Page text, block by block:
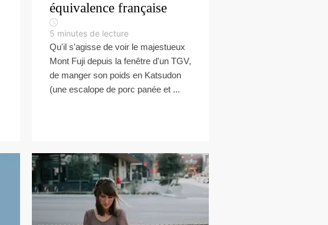
équivalence française
5 minutes de lecture
Qu'il s'agisse de voir le majestueux
Mont Fuji depuis la fenêtre d'un TGV,
de manger son poids en Katsudon
(une escalope de porc panée et ...